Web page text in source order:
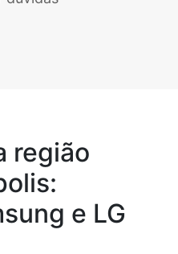
região
e LG